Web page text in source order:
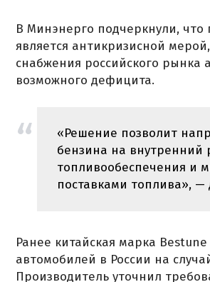
В Минэнерго подчеркнули,
является антикризисной
снабжения российского
возможного дефицита.
«Решение позволит
бензина на внутренний
топливообеспечения и
поставками топлива»,
Ранее китайская марка Bestune
автомобилей в России на
Производитель уточнил